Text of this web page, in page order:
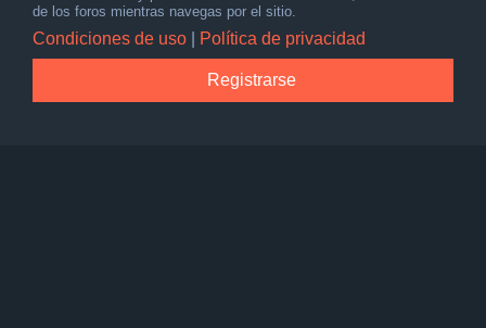
de los foros mientras navegas por el sitio.
Condiciones de uso Política de privacidad
Registrarse